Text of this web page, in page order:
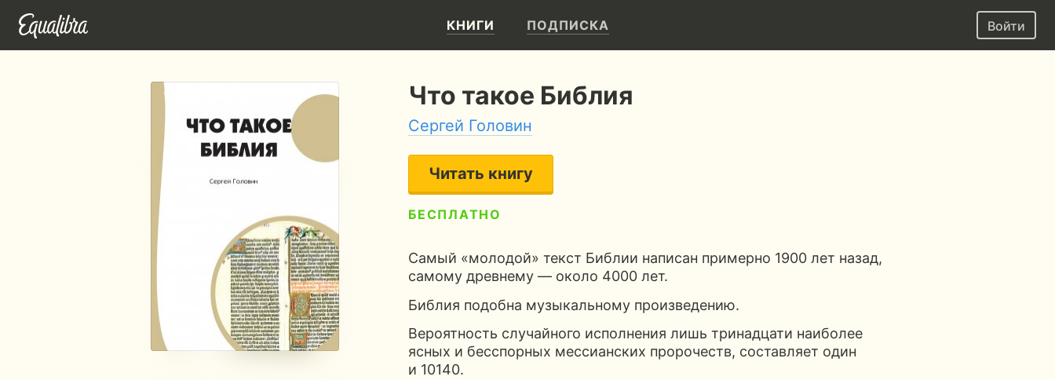
КНИГИ ПОДПИСКА Войти
Что такое Библия
Сергей Головин
Читать книгу
БЕСПЛАТНО
Самый «молодой» текст Библии написан примерно 1900 лет назад,
самому древнему — около 4000 лет.
Библия подобна музыкальному произведению.
Вероятность случайного исполнения лишь тринадцати наиболее
ясных и бесспорных мессианских пророчеств, составляет один
и 10140.